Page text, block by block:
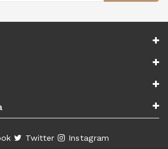
Twitter Instagram